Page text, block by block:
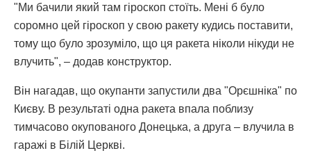
"Ми бачили який там гіроскоп стоїть. Мені б було
соромно цей гіроскоп у свою ракету кудись поставити,
тому що було зрозуміло, що ця ракета ніколи нікуди не
влучить", – додав конструктор.
Він нагадав, що окупанти запустили два "Орєшніка" по
Києву. В результаті одна ракета впала поблизу
тимчасово окупованого Донецька, а друга – влучила в
гаражі в Білій Церкві.